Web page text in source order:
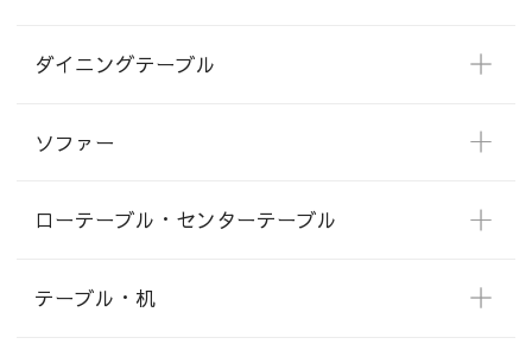
ダイニングテーブル
ソファー
ローテーブル・センターテーブル
テーブル・机